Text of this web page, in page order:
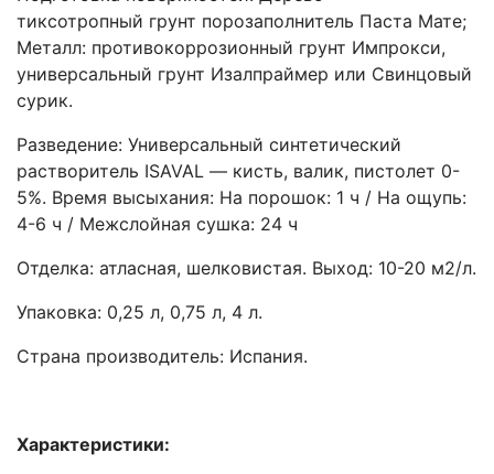
тиксотропный грунт порозаполнитель Паста Мате;
Металл: противокоррозионный грунт Импрокси,
универсальный грунт Изалпраймер или Свинцовый
сурик.
Разведение: Универсальный синтетический
растворитель ISAVAL ― кисть, валик, пистолет 0-
5%. Время высыхания: На порошок: 1 ч / На ощупь:
4-6 ч / Межслойная сушка: 24 ч
Отделка: атласная, шелковистая. Выход: 10-20 м2/л.
Упаковка: 0,25 л, 0,75 л, 4 л.
Cтрана производитель: Испания.
Характеристики: